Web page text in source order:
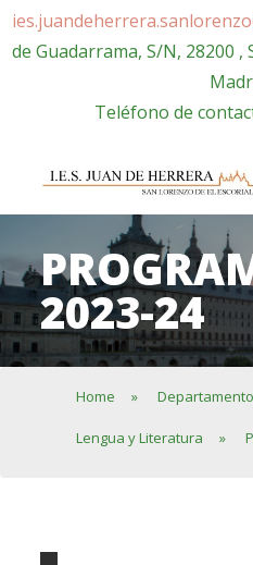
de Guadarrama, S/N, 28200 ,
Teléfono de
2023-24
Home »
Lengua y Literatura »